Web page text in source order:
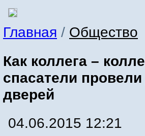
Главная / Общество
Как коллега –
спасатели
дверей
04.06.2015 12:21